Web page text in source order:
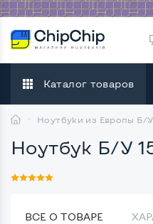
Каталог товаров
Ноутбуки из Европы Б/У
Ноутбук Б/У
ВСЕ О ТОВАРЕ